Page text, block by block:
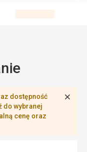
dostępność
do wybranej
cenę oraz